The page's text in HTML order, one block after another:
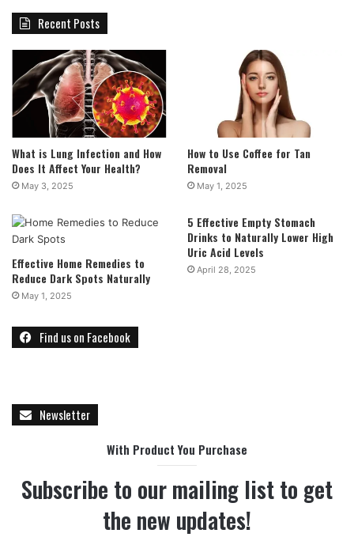
Recent Posts
What is Lung Infection and How
Does It Affect Your Health?
May 3, 2025
How to Use Coffee for Tan
Removal
May 1, 2025
Effective Home Remedies to
Reduce Dark Spots Naturally
May 1, 2025
5 Effective Empty Stomach
Drinks to Naturally Lower High
Uric Acid Levels
April 28, 2025
Find us on Facebook
Newsletter
With Product You Purchase
Subscribe to our mailing list to get
the new updates!